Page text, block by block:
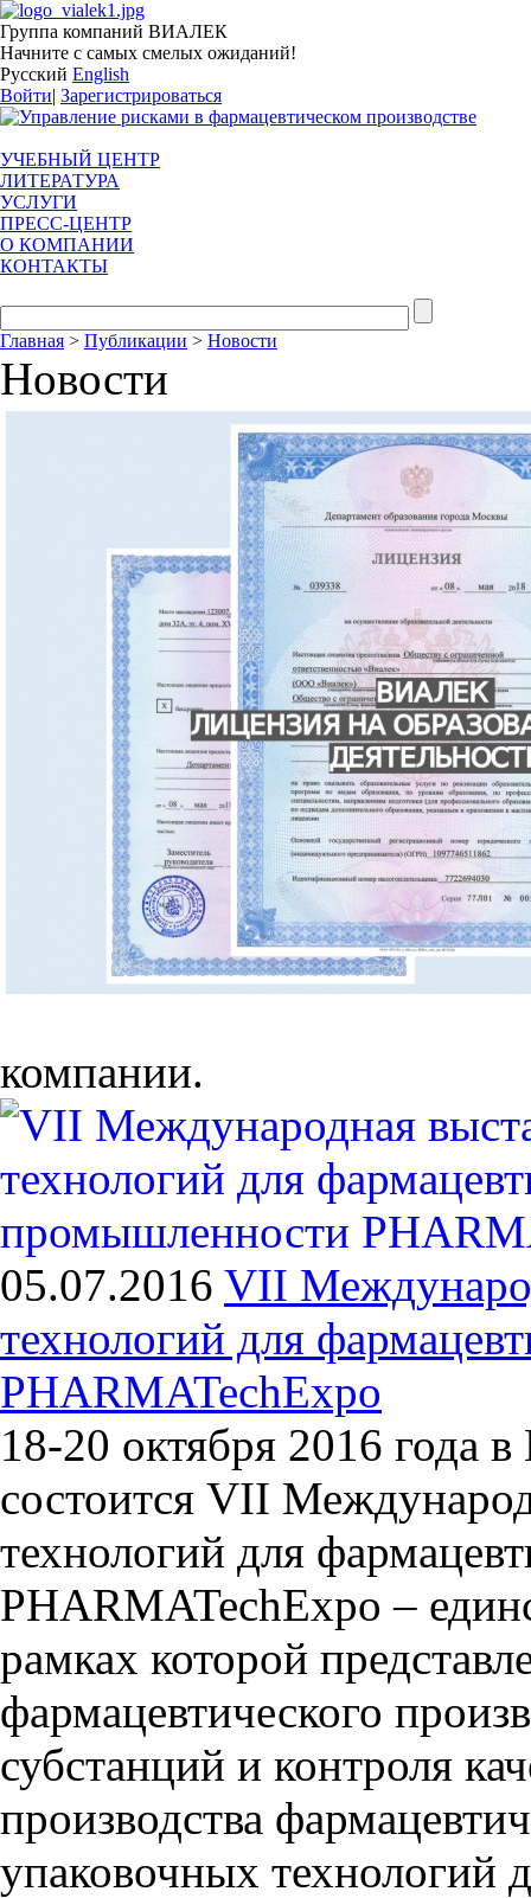
Группа компаний ВИАЛЕК
Начните с самых смелых ожиданий!
Русский English
Войти| Зарегистрироваться
УЧЕБНЫЙ ЦЕНТР
ЛИТЕРАТУРА
УСЛУГИ
ПРЕСС-ЦЕНТР
О КОМПАНИИ
КОНТАКТЫ
Главная > Публикации > Новости
Новости
компании.
05.07.2016 VII
технологий для
PHARMATechExpo
18-20 октября 2016 года
состоится VII
технологий для
PHARMATechExpo –
рамках которой
фармацевтического
субстанций и контроля
производства
упаковочных технологий